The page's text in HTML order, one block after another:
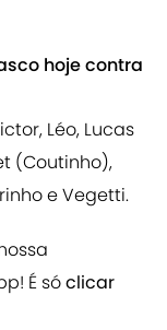
hoje contra
Léo, Lucas
(Coutinho),
e Vegetti.
É sóclicar